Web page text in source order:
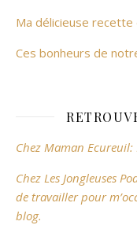
Ma délicieuse
Ces bonheurs de
Chez Maman
Chez Les Jongleuses
de travailler pour
blog.